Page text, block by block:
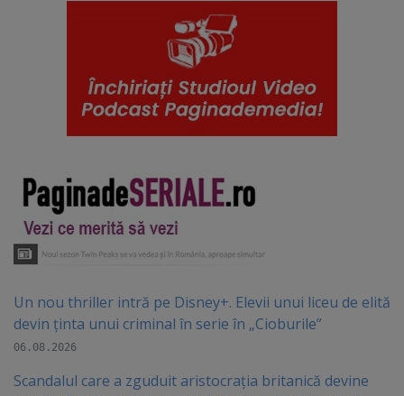
Un nou thriller intră pe Disney+. Elevii unui liceu de elită
devin ținta unui criminal în serie în „Cioburile”
06.08.2026
Scandalul care a zguduit aristocrația britanică devine